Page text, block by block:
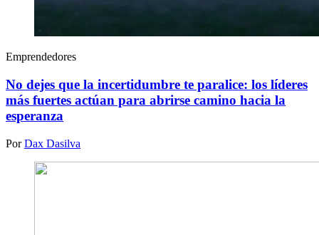
Emprendedores
No dejes que la incertidumbre te paralice: los líderes
más fuertes actúan para abrirse camino hacia la
esperanza
PorDax Dasilva